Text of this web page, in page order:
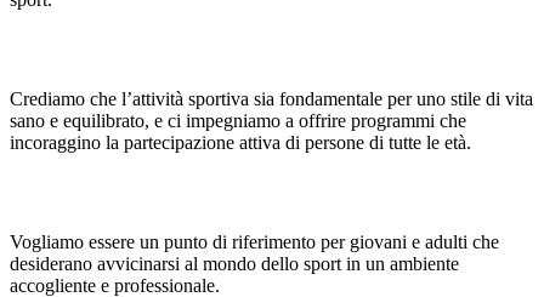
Crediamo che l’attività sportiva sia fondamentale per uno stile di vita
sano e equilibrato, e ci impegniamo a offrire programmi che
incoraggino la partecipazione attiva di persone di tutte le età.
Vogliamo essere un punto di riferimento per giovani e adulti che
desiderano avvicinarsi al mondo dello sport in un ambiente
accogliente e professionale.